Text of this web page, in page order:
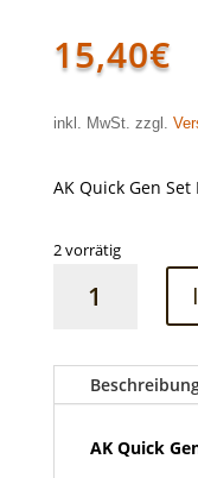
15,40€
inkl. MwSt. zzgl.
AK Quick Gen
2 vorrätig
Quick
Metallics
6x18ml
MengeAK Quick